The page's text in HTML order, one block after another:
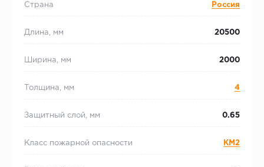
Страна Россия
Длина, мм 20500
Ширина, мм 2000
Толщина, мм 4
Защитный слой, мм 0.65
Класс пожарной опасности КМ2